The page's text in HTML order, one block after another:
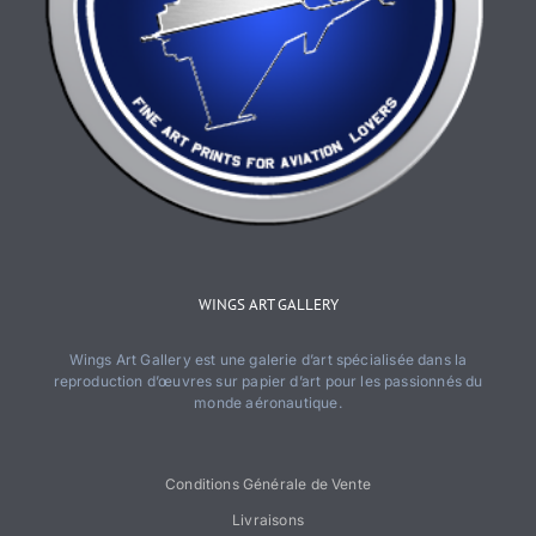
WINGS ART GALLERY
Wings Art Gallery est une galerie d’art spécialisée dans la
reproduction d’œuvres sur papier d’art pour les passionnés du
monde aéronautique.
Conditions Générale de Vente
Livraisons